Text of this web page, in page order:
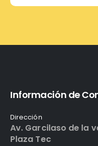
Información de
Dirección
Av. Garcilaso de la
Plaza Tec